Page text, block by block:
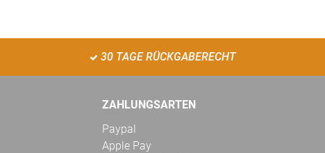
30 TAGE RÜCKGABERECHT
ZAHLUNGSARTEN
Paypal
Apple Pay